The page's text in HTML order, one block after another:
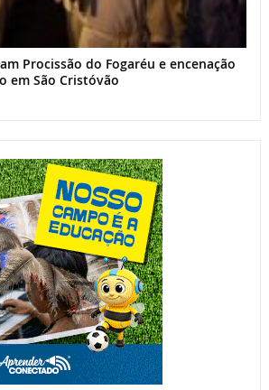
Procissão do Fogaréu e encenação
em São Cristóvão